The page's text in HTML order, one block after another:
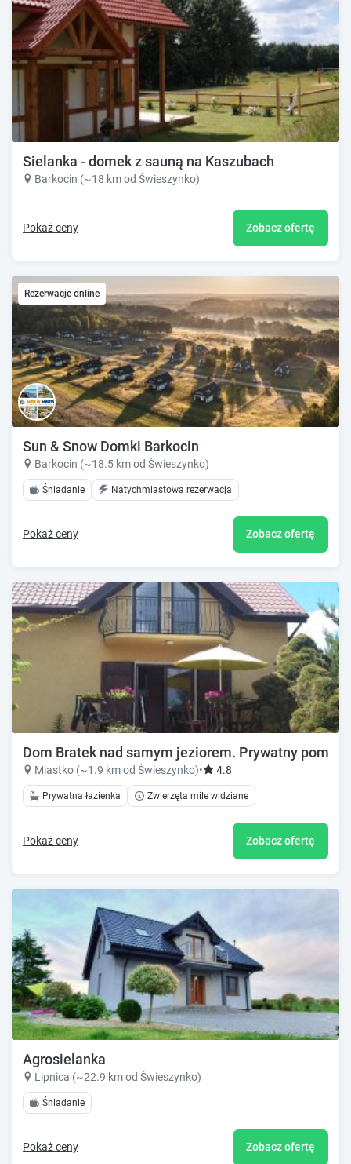
Sielanka - domek z sauną na Kaszubach
Barkocin (~18 km od Świeszynko)
Pokaż ceny Zobacz ofertę
Rezerwacje online
Sun & Snow Domki Barkocin
Barkocin (~18.5 km od Świeszynko)
Śniadanie Natychmiastowa rezerwacja
Pokaż ceny Zobacz ofertę
Dom Bratek nad samym jeziorem. Prywatny
Miastko (~1.9 km od Świeszynko)• 4.8
Prywatna łazienka Zwierzęta mile widziane
Pokaż ceny Zobacz ofertę
Agrosielanka
Lipnica (~22.9 km od Świeszynko)
Śniadanie
Pokaż ceny Zobacz ofertę